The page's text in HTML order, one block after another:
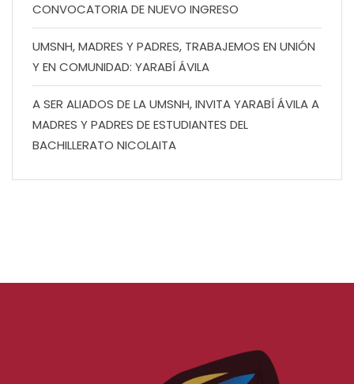
CONVOCATORIA DE NUEVO INGRESO
UMSNH, MADRES Y PADRES, TRABAJEMOS EN UNIÓN
Y EN COMUNIDAD: YARABÍ ÁVILA
A SER ALIADOS DE LA UMSNH, INVITA YARABÍ ÁVILA A
MADRES Y PADRES DE ESTUDIANTES DEL
BACHILLERATO NICOLAITA